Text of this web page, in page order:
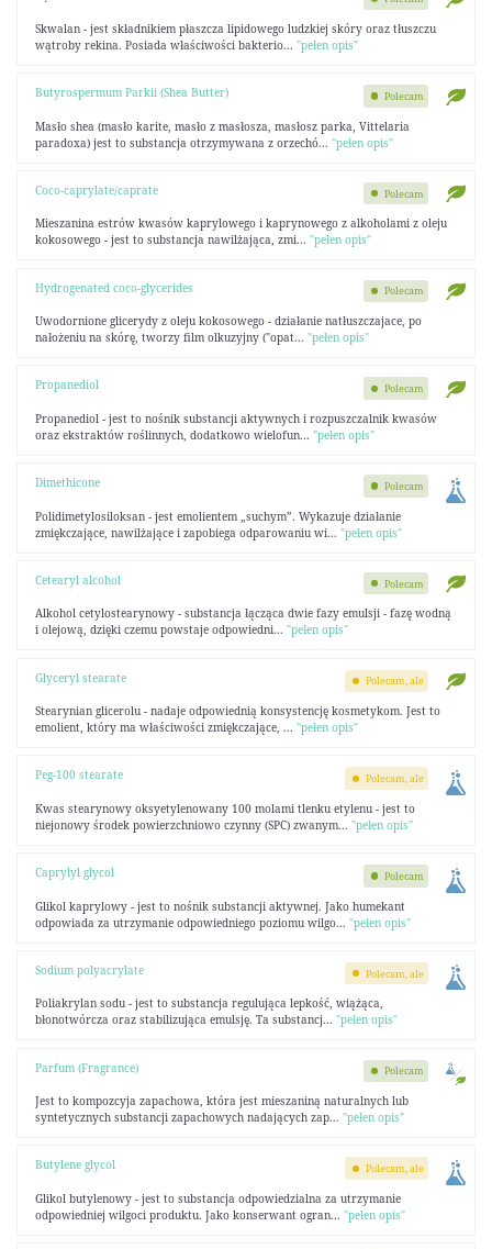
Skwalan - jest składnikiem płaszcza lipidowego ludzkiej skóry oraz tłuszczu
wątroby rekina. Posiada właściwości bakterio... "pełen opis"
Butyrospermum Parkii (Shea Butter)
Masło shea (masło karite, masło z masłosza, masłosz parka, Vittelaria
paradoxa) jest to substancja otrzymywana z orzechó... "pełen opis"
Polecam
Coco-caprylate/caprate
Mieszanina estrów kwasów kaprylowego i kaprynowego z alkoholami z oleju
kokosowego - jest to substancja nawilżająca, zmi... "pełen opis"
Polecam
Hydrogenated coco-glycerides
Uwodornione glicerydy z oleju kokosowego - działanie natłuszczajace, po
nałożeniu na skórę, tworzy film olkuzyjny ("opat... "pełen opis"
Polecam
Propanediol
Propanediol - jest to nośnik substancji aktywnych i rozpuszczalnik kwasów
oraz ekstraktów roślinnych, dodatkowo wielofun... "pełen opis"
Polecam
Dimethicone
Polidimetylosiloksan - jest emolientem „suchym”. Wykazuje działanie
zmiękczające, nawilżające i zapobiega odparowaniu wi... "pełen opis"
Polecam
Cetearyl alcohol
Alkohol cetylostearynowy - substancja łącząca dwie fazy emulsji - fazę wodną
i olejową, dzięki czemu powstaje odpowiedni... "pełen opis"
Polecam
Glyceryl stearate
Stearynian glicerolu - nadaje odpowiednią konsystencję kosmetykom. Jest to
emolient, który ma właściwości zmiękczające, ... "pełen opis"
Polecam, ale
Peg-100 stearate
Kwas stearynowy oksyetylenowany 100 molami tlenku etylenu - jest to
niejonowy środek powierzchniowo czynny (SPC) zwanym... "pełen opis"
Polecam, ale
Caprylyl glycol
Glikol kaprylowy - jest to nośnik substancji aktywnej. Jako humekant
odpowiada za utrzymanie odpowiedniego poziomu wilgo... "pełen opis"
Polecam
Sodium polyacrylate
Poliakrylan sodu - jest to substancja regulująca lepkość, wiążąca,
błonotwórcza oraz stabilizująca emulsję. Ta substancj... "pełen opis"
Polecam, ale
Parfum (Fragrance)
Jest to kompozcyja zapachowa, która jest mieszaniną naturalnych lub
syntetycznych substancji zapachowych nadających zap... "pełen opis"
Polecam
Butylene glycol
Glikol butylenowy - jest to substancja odpowiedzialna za utrzymanie
odpowiedniej wilgoci produktu. Jako konserwant ogran... "pełen opis"
Polecam, ale